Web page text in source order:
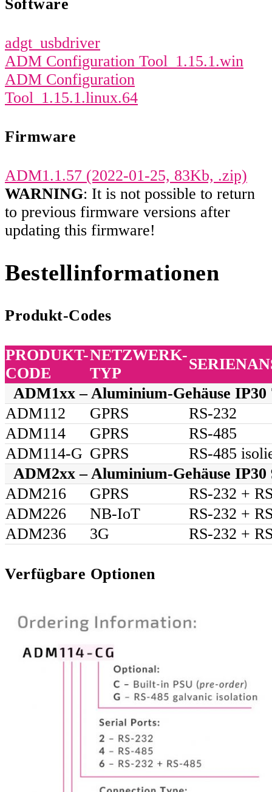
Software
adgt_usbdriver
ADM Configuration Tool_1.15.1.win
ADM Configuration
Tool_1.15.1.linux.64
Firmware
ADM1.1.57 (2022-01-25, 83Kb, .zip)
WARNING: It is not possible to return
to previous firmware versions after
updating this firmware!
Bestellinformationen
Produkt-Codes
PRODUKT-
CODE
NETZWERK-
TYP
ADM1xx – Aluminium-Gehäuse IP30
ADM112
GPRS
RS-232
ADM114
GPRS
RS-485
ADM114-G GPRS
RS-485
ADM2xx – Aluminium-Gehäuse IP30
ADM216
GPRS
RS-232 +
ADM226
NB-IoT
RS-232 +
ADM236
3G RS-232 +
Verfügbare Optionen